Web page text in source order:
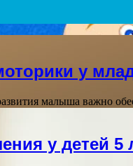
у
малыша важно
у детей 5